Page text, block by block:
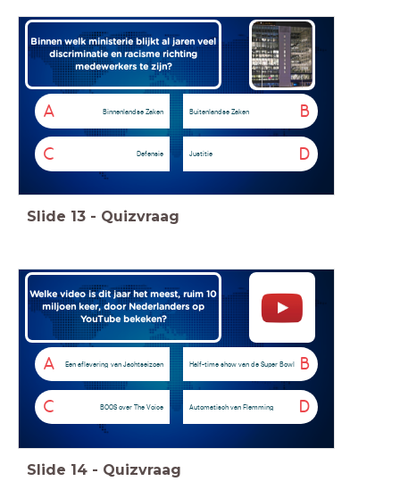
Binnen welk ministerie blijkt al jaren veel
discriminatie en racisme richting
medewerkers te zijn?
A Binnenlandse Zaken B
Buitenlandse Zaken
C Defensie D
Justitie
Slide 13 - Quizvraag
Welke video is dit jaar het meest, ruim 10
miljoen keer, door Nederlanders op
YouTube bekeken?
A Een aflevering van Jachtseizoen B
Half-time show van de Super Bowl
C BOOS over The Voice D
Automatisch van Flemming
Slide 14 - Quizvraag